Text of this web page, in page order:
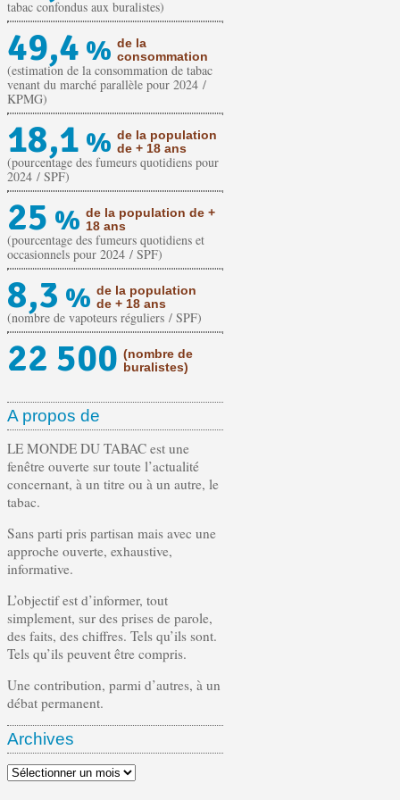
tabac confondus aux buralistes)
49,4 % de la
consommation
(estimation de la consommation de tabac
venant du marché parallèle pour 2024 /
KPMG)
18,1 % de la population
de + 18 ans
(pourcentage des fumeurs quotidiens pour
2024 / SPF)
25 % de la population de +
18 ans
(pourcentage des fumeurs quotidiens et
occasionnels pour 2024 / SPF)
8,3 % de la population
de + 18 ans
(nombre de vapoteurs réguliers / SPF)
22 500 (nombre de
buralistes)
A propos de
LE MONDE DU TABAC est une
fenêtre ouverte sur toute l’actualité
concernant, à un titre ou à un autre, le
tabac.
Sans parti pris partisan mais avec une
approche ouverte, exhaustive,
informative.
L’objectif est d’informer, tout
simplement, sur des prises de parole,
des faits, des chiffres. Tels qu’ils sont.
Tels qu’ils peuvent être compris.
Une contribution, parmi d’autres, à un
débat permanent.
Archives
Archives